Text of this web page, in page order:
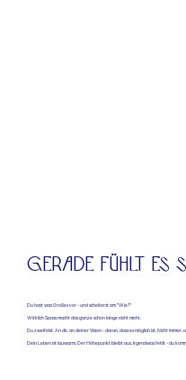
GERADE FÜHLT ES
Du hast was Großes vor - und scheiterst am "Wie?"
Wirklich Spass macht das ganze schon lange nicht mehr.
Du zweifelst. An dir, an deiner Vision - daran, dass es möglich ist. Nicht immer,
Dein Leben ist lauwarm. Der Höhepunkt bleibt aus. Irgendwas fehlt - du